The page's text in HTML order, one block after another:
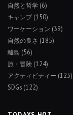
自然と哲学 (6)
キャンプ(150)
ワーケーション (39)
自然の良さ (185)
離島 (56)
旅・冒険 (124)
アクティビティー (123)
SDGs (122)